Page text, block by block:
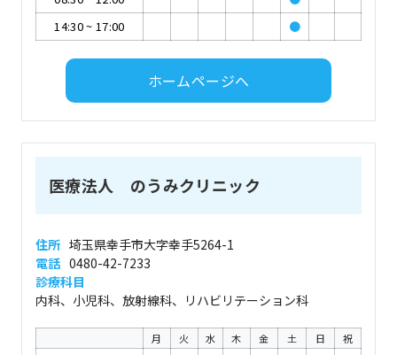
14:30~ 17:00 ●
ホームページへ
医療法人 のうみクリニック
住所 埼玉県幸手市大字幸手5264-1
電話 0480-42-7233
診療科目
内科、小児科、放射線科、リハビリテーション科
月 火 水 木 金 土 日 祝